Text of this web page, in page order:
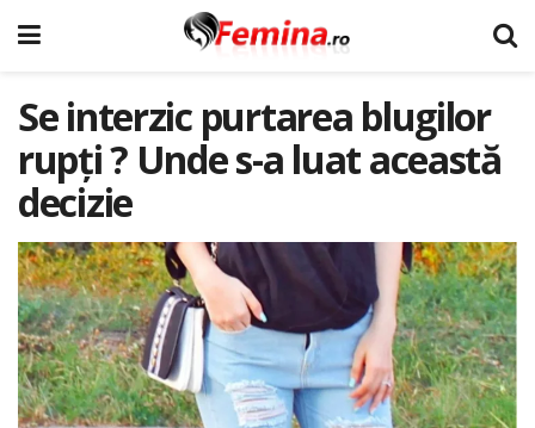
Se interzic purtarea blugilor
rupţi ? Unde s-a luat această
decizie